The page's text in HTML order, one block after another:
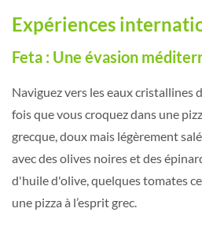
Expériences
Feta : Une évasion
Naviguez vers les eaux cristallines
fois que vous croquez dans une
grecque, doux mais légèrement
avec des olives noires et des
d'huile d'olive, quelques tomates
une pizza à l’esprit grec.